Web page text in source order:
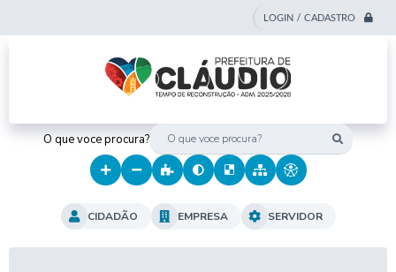
LOGIN / CADASTRO
O que voce procura?
CIDADÃO EMPRESA SERVIDOR